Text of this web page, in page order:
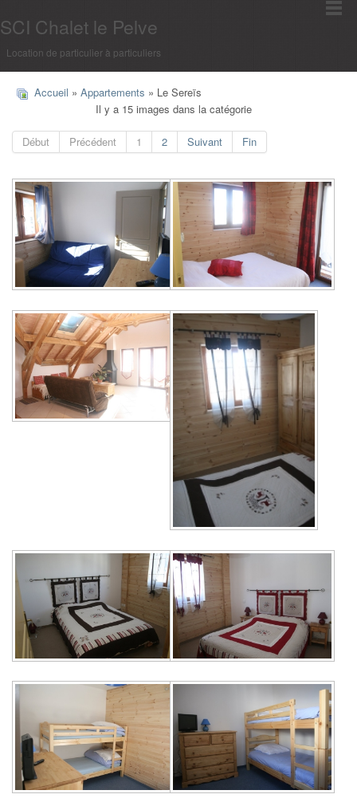
SCI Chalet le Pelve
Location de particulier à particuliers
Accueil » Appartements » Le Sereïs
Il y a 15 images dans la catégorie
Début Précédent 1 2 Suivant Fin